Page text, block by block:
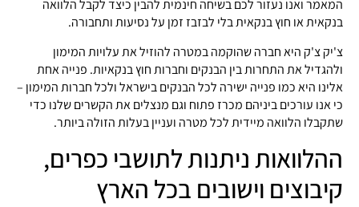
המאמר ואנו נעזור לכם בשיחה חינמית להבין כיצד לקבל הלוואה
בנקאית או חוץ בנקאית בלי לבזבז זמן על נסיעות ותחבורה.
צ'יק צ'ק היא חברה שהוקמה במטרה להוזיל את עלויות המימון
ולהגדיל את התחרות בין הבנקים וחברות חוץ בנקאיות. פנייה אחת
אלינו היא כמו פנייה ישירה לכל הבנקים בישראל ולכל חברות המימון –
כי אנו עורכים ביניהם מכרז פתוח וגם מנצלים את הקשרים שלנו כדי
שתקבלו הלוואה מיידית לכל מטרה ועניין בעלות הזולה ביותר.
ההלוואות ניתנות לתושבי כפרים,
קיבוצים וישובים בכל הארץ